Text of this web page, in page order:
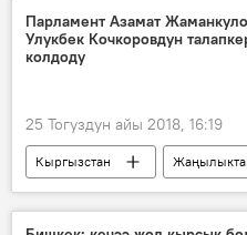
алдамчылык
милиция
жасалма акча
акча
Парламент Азамат
Улукбек Кочкоровдун
колдоду
25 Тогуздун айы 2018, 16:19
Кыргызстан
Азамат Жаманкулов
парламент